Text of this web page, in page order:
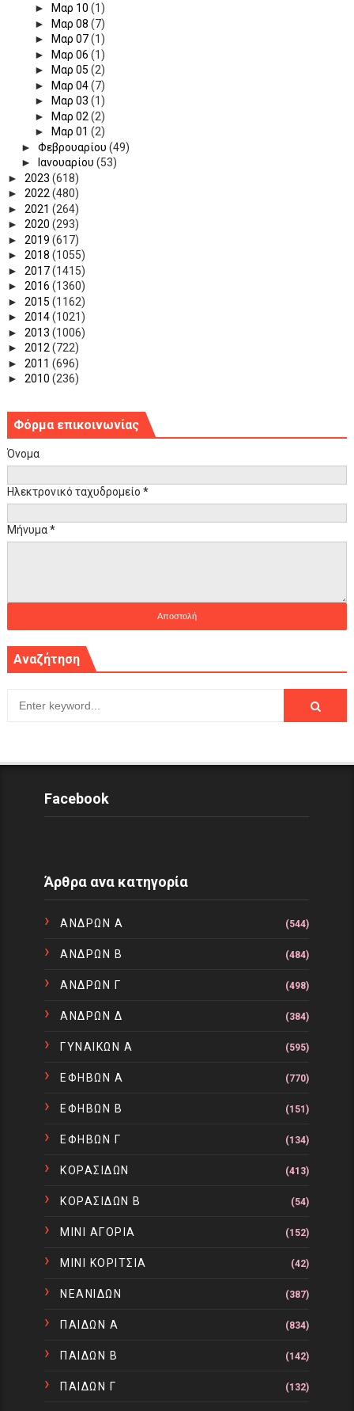
►
Μαρ 10 (1)
►
Μαρ 08 (7)
►
Μαρ 07(1)
►
Μαρ 06 (1)
►
Μαρ 05 (2)
►
Μαρ 04(7)
►
Μαρ 03 (1)
►
Μαρ 02 (2)
►
Μαρ 01 (2)
► Φεβρουαρίου (49)
►
Ιανουαρίου (53)
► 2023 (618)
► 2022(480)
► 2021 (264)
► 2020 (293)
► 2019 (617)
► 2018 (1055)
► 2017(1415)
► 2016 (1360)
► 2015 (1162)
► 2014(1021)
► 2013 (1006)
► 2012(722)
► 2011 (696)
► 2010 (236)
Φόρμα επικοινωνίας
Όνομα
Ηλεκτρονικό ταχυδρομείο *
Μήνυμα*
Αναζήτηση
Facebook
Άρθρα ανα κατηγορία
ΑΝΔΡΩΝ Α (544)
ΑΝΔΡΩΝ Β (484)
ΑΝΔΡΩΝ Γ (498)
ΑΝΔΡΩΝ Δ (384)
ΓΥΝΑΙΚΩΝ Α (595)
ΕΦΗΒΩΝ Α (770)
ΕΦΗΒΩΝ Β (151)
ΕΦΗΒΩΝ Γ (134)
ΚΟΡΑΣΙΔΩΝ (413)
ΚΟΡΑΣΙΔΩΝ Β (54)
ΜΙΝΙ ΑΓΟΡΙΑ (152)
ΜΙΝΙ ΚΟΡΙΤΣΙΑ (42)
ΝΕΑΝΙΔΩΝ (387)
ΠΑΙΔΩΝ Α (834)
ΠΑΙΔΩΝ Β (142)
ΠΑΙΔΩΝ Γ (132)